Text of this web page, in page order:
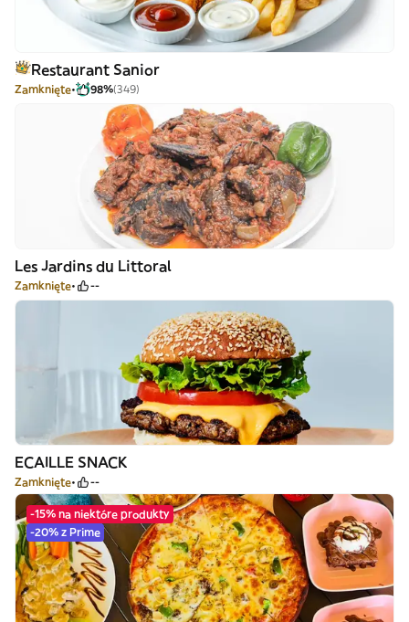
Restaurant Sanior
Zamknięte 98%(349)
Les Jardins du Littoral
Zamknięte --
ECAILLE SNACK
Zamknięte --
-15% na niektóre produkty
-20% z Prime